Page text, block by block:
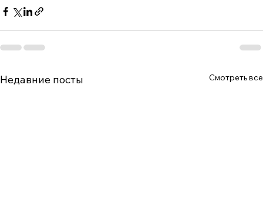
Недавние посты Смотреть все